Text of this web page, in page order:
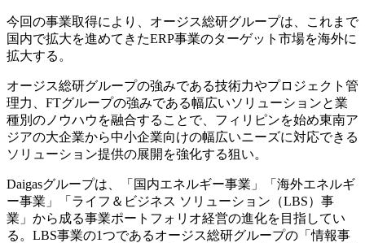
今回の事業取得により、オージス総研グループは、これまで
国内で拡大を進めてきたERP事業のターゲット市場を海外に
拡大する。
オージス総研グループの強みである技術力やプロジェクト管
理力、FTグループの強みである幅広いソリューションと業
種別のノウハウを融合することで、フィリピンを始め東南ア
ジアの大企業から中小企業向けの幅広いニーズに対応できる
ソリューション提供の展開を強化する狙い。
Daigasグループは、「国内エネルギー事業」「海外エネルギ
ー事業」「ライフ＆ビジネス ソリューション（LBS）事
業」から成る事業ポートフォリオ経営の進化を目指してい
る。LBS事業の1つであるオージス総研グループの「情報事